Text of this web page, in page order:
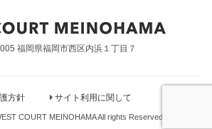
福岡県福岡市西区内浜１丁目７
方針 サイト利用に関して
COURT MEINOHAMA All rights Reserved.